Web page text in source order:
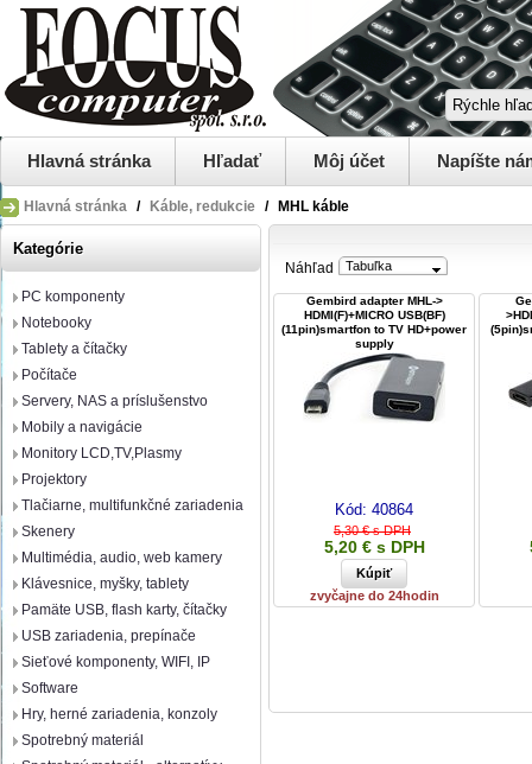
Hlavná stránka Hľadať Môj účet Napíšte
Hlavná stránka / Káble, redukcie / MHL káble
Kategórie
PC komponenty
Notebooky
Tablety a čítačky
Počítače
Servery, NAS a príslušenstvo
Mobily a navigácie
Monitory LCD,TV,Plasmy
Projektory
Tlačiarne, multifunkčné zariadenia
Skenery
Multimédia, audio, web kamery
Klávesnice, myšky, tablety
Pamäte USB, flash karty, čítačky
USB zariadenia, prepínače
Sieťové komponenty, WIFI, IP
Software
Hry, herné zariadenia, konzoly
Spotrebný materiál
Náhľad Tabuľka
Gembird adapter MHL->
HDMI(F)+MICRO USB(BF)
(11pin)smartfon to TV HD+power
supply
Kód: 40864
5,30 € s DPH
5,20 € s DPH
zvyčajne do 24hodin